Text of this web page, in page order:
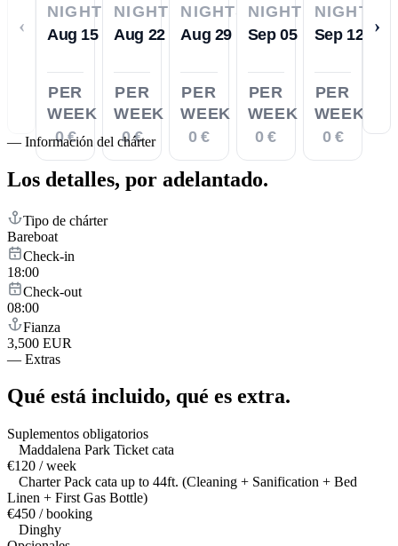
‹
NIGHTS
Aug 15
PER
WEEK
0 €
NIGHTS
Aug 22
PER
WEEK
0 €
NIGHTS
Aug 29
PER
WEEK
0 €
NIGHTS
Sep 05
PER
WEEK
0 €
NIGHTS
Sep 12
PER
WEEK
0 €
›
— Información del chárter
Los detalles, por adelantado.
Tipo de chárter
Bareboat
Check-in
18:00
Check-out
08:00
Fianza
3,500 EUR
— Extras
Qué está incluido, qué es extra.
Suplementos obligatorios
Maddalena Park Ticket cata
€120 / week
Charter Pack cata up to 44ft. (Cleaning + Sanification + Bed
Linen + First Gas Bottle)
€450 / booking
Dinghy